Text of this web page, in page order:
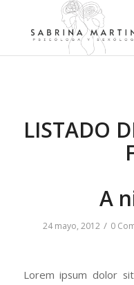
LISTADO
A
24 mayo, 2012 / 0
Lorem ipsum dolor